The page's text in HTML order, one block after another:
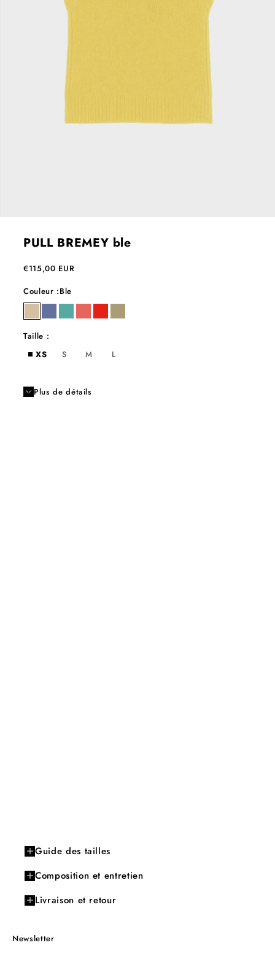
PULL BREMEY ble
Prix de vente
€115,00 EUR
Couleur :Ble
ble denimlagoonpeachpoppysable
Taille :
XS
S M L
Plus de détails
Guide des tailles
Composition et entretien
Livraison et retour
Newsletter